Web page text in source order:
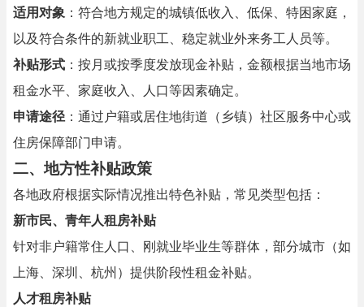
适用对象 ：符合地方规定的城镇低收入、低保、特困家庭，
以及符合条件的新就业职工、稳定就业外来务工人员等。
补贴形式 ：按月或按季度发放现金补贴，金额根据当地市场
租金水平、家庭收入、人口等因素确定。
申请途径 ：通过户籍或居住地街道（乡镇）社区服务中心或
住房保障部门申请。
二、地方性补贴政策
各地政府根据实际情况推出特色补贴，常见类型包括：
新市民、青年人租房补贴
针对非户籍常住人口、刚就业毕业生等群体，部分城市（如
上海、深圳、杭州）提供阶段性租金补贴。
人才租房补贴